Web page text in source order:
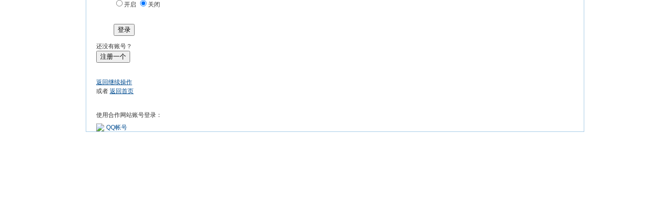
开启
关闭
登录
还没有账号？
注册一个
返回继续操作
或者 返回首页
使用合作网站账号登录：
QQ帐号